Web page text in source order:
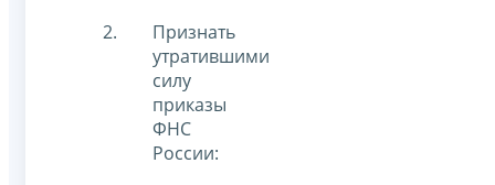
Признать
утратившими
силу
приказы
ФНС
России: